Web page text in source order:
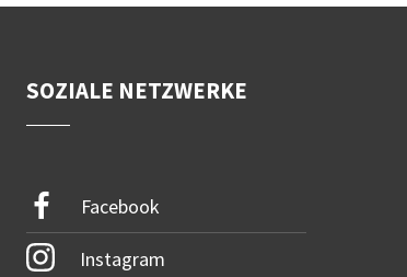
SOZIALE NETZWERKE
Facebook
Instagram